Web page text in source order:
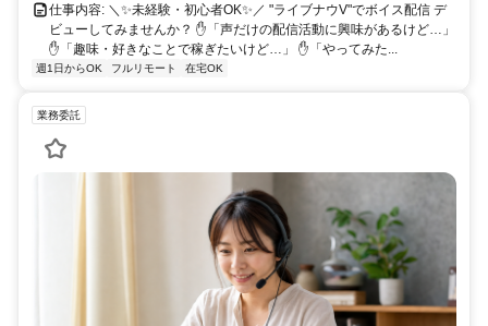
仕事内容: ＼✨未経験・初心者OK✨／ "ライブナウV"でボイス配信 デ
ビューしてみませんか？ ✋「声だけの配信活動に興味があるけど…」
✋「趣味・好きなことで稼ぎたいけど…」 ✋「やってみた...
週1日からOK フルリモート 在宅OK
業務委託